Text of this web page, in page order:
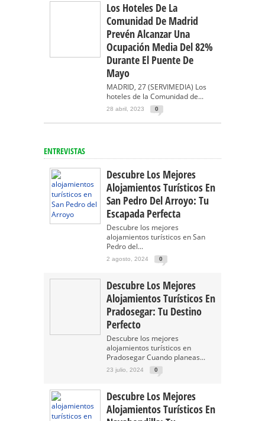
Los Hoteles De La
Comunidad De Madrid
Prevén Alcanzar Una
Ocupación Media Del 82%
Durante El Puente De
Mayo
MADRID, 27 (SERVIMEDIA) Los
hoteles de la Comunidad de...
28 abril, 2023 0
ENTREVISTAS
Descubre Los Mejores
Alojamientos Turísticos En
San Pedro Del Arroyo: Tu
Escapada Perfecta
Descubre los mejores
alojamientos turísticos en San
Pedro del...
2 agosto, 2024 0
Descubre Los Mejores
Alojamientos Turísticos En
Pradosegar: Tu Destino
Perfecto
Descubre los mejores
alojamientos turísticos en
Pradosegar Cuando planeas...
23 julio, 2024 0
Descubre Los Mejores
Alojamientos Turísticos En